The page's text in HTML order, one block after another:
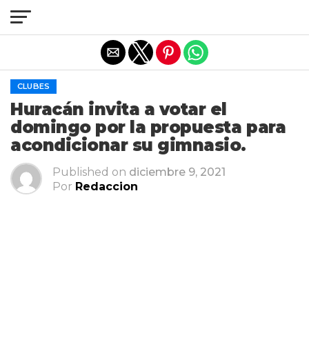
CLUBES
Huracán invita a votar el
domingo por la propuesta para
acondicionar su gimnasio.
Published on diciembre 9, 2021
Por Redaccion